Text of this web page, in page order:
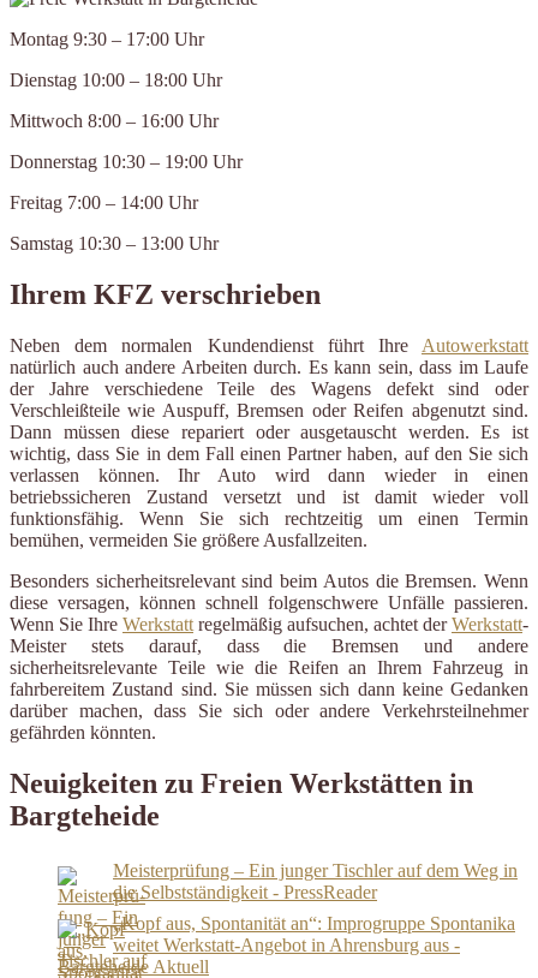
Montag 9:30 – 17:00 Uhr
Dienstag 10:00 – 18:00 Uhr
Mittwoch 8:00 – 16:00 Uhr
Donnerstag 10:30 – 19:00 Uhr
Freitag 7:00 – 14:00 Uhr
Samstag 10:30 – 13:00 Uhr
Ihrem KFZ verschrieben
Neben dem normalen Kundendienst führt Ihre Autowerkstatt
natürlich auch andere Arbeiten durch. Es kann sein, dass im Laufe
der Jahre verschiedene Teile des Wagens defekt sind oder
Verschleißteile wie Auspuff, Bremsen oder Reifen abgenutzt sind.
Dann müssen diese repariert oder ausgetauscht werden. Es ist
wichtig, dass Sie in dem Fall einen Partner haben, auf den Sie sich
verlassen können. Ihr Auto wird dann wieder in einen
betriebssicheren Zustand versetzt und ist damit wieder voll
funktionsfähig. Wenn Sie sich rechtzeitig um einen Termin
bemühen, vermeiden Sie größere Ausfallzeiten.
Besonders sicherheitsrelevant sind beim Autos die Bremsen. Wenn
diese versagen, können schnell folgenschwere Unfälle passieren.
Wenn Sie Ihre Werkstatt regelmäßig aufsuchen, achtet derWerkstatt-
Meister stets darauf, dass die Bremsen und andere
sicherheitsrelevante Teile wie die Reifen an Ihrem Fahrzeug in
fahrbereitem Zustand sind. Sie müssen sich dann keine Gedanken
darüber machen, dass Sie sich oder andere Verkehrsteilnehmer
gefährden könnten.
Neuigkeiten zu Freien Werkstätten in
Bargteheide
Meisterprü­fung – Ein junger Tischler auf dem Weg in
die Selbststän­digkeit - PressReader
„Kopf aus, Spontanität an“: Improgruppe Spontanika
weitet Werkstatt-Angebot in Ahrensburg aus -
Bargteheide Aktuell